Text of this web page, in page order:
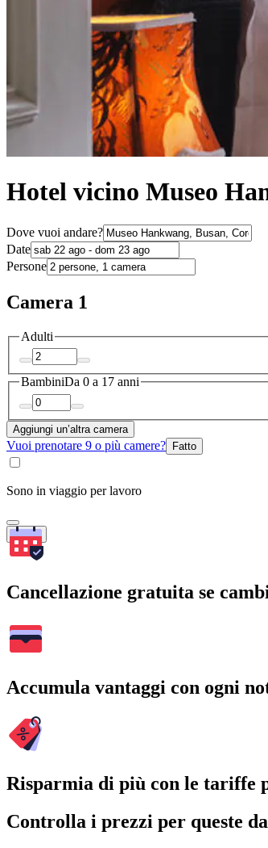
Hotel vicino Museo
Dove vuoi andare?
Date
Persone
Camera 1
Adulti
BambiniDa 0 a 17 anni
Aggiungi un’altra camera
Vuoi prenotare 9 o più camere? Fatto
Sono in viaggio per lavoro
Cerca
Cancellazione gratuita se
Accumula vantaggi con ogni
Risparmia di più con le tariffe
Controlla i prezzi per queste